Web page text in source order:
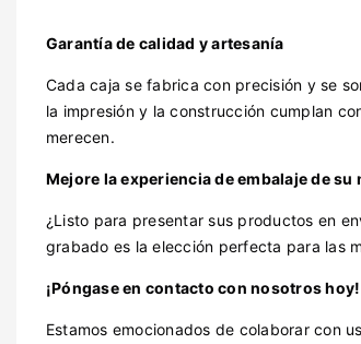
Garantía de calidad y artesanía
Cada caja se fabrica con precisión y se
la impresión y la construcción cumplan
merecen.
Mejore la experiencia de embalaje de su
¿Listo para presentar sus productos en
grabado es la elección perfecta para las
¡Póngase en contacto con nosotros hoy!
Estamos emocionados de colaborar con